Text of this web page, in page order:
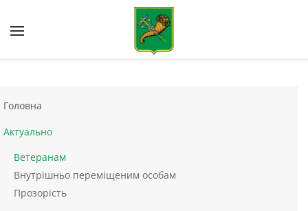
Skip to main content
Головна
Актуально
Ветеранам
Внутрішньо переміщеним особам
Прозорість